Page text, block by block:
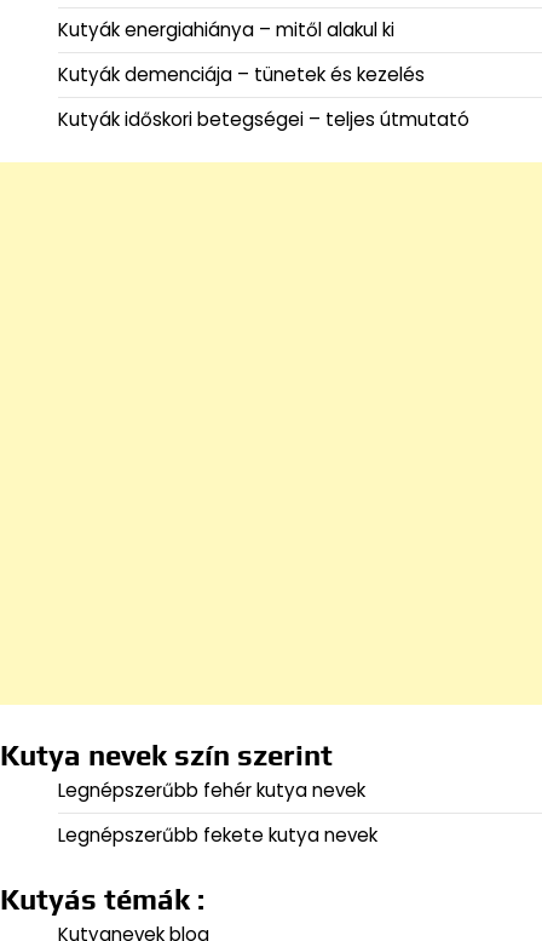
Kutyák energiahiánya – mitől alakul ki
Kutyák demenciája – tünetek és kezelés
Kutyák időskori betegségei – teljes útmutató
Kutya nevek szín szerint
Legnépszerűbb fehér kutya nevek
Legnépszerűbb fekete kutya nevek
Kutyás témák :
Kutyanevek blog